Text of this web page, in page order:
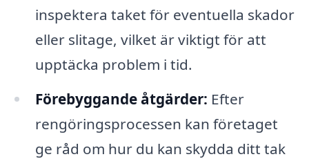
inspektera taket för eventuella skador
eller slitage, vilket är viktigt för att
upptäcka problem i tid.
Förebyggande åtgärder: Efter
rengöringsprocessen kan företaget
ge råd om hur du kan skydda ditt tak